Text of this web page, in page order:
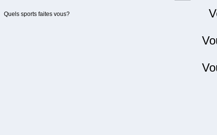
Quels sports faites vous?